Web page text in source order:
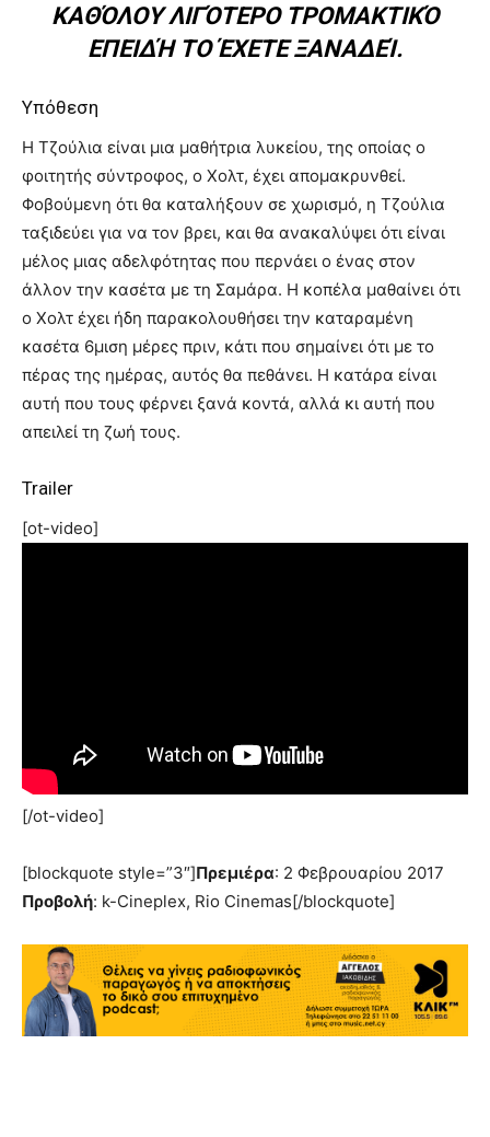
ΚΑΘΌΛΟΥ ΛΙΓΌΤΕΡΟ ΤΡΟΜΑΚΤΙΚΌ
ΕΠΕΙΔΉ ΤΟ ΈΧΕΤΕ ΞΑΝΑΔΕΊ.
Υπόθεση
Η Τζούλια είναι μια μαθήτρια λυκείου, της οποίας ο
φοιτητής σύντροφος, ο Χολτ, έχει απομακρυνθεί.
Φοβούμενη ότι θα καταλήξουν σε χωρισμό, η Τζούλια
ταξιδεύει για να τον βρει, και θα ανακαλύψει ότι είναι
μέλος μιας αδελφότητας που περνάει ο ένας στον
άλλον την κασέτα με τη Σαμάρα. Η κοπέλα μαθαίνει ότι
ο Χολτ έχει ήδη παρακολουθήσει την καταραμένη
κασέτα 6μιση μέρες πριν, κάτι που σημαίνει ότι με το
πέρας της ημέρας, αυτός θα πεθάνει. Η κατάρα είναι
αυτή που τους φέρνει ξανά κοντά, αλλά κι αυτή που
απειλεί τη ζωή τους.
Trailer
[ot-video]
[/ot-video]
[blockquote style=”3″]Πρεμιέρα: 2 Φεβρουαρίου 2017
Προβολή: k-Cineplex, Rio Cinemas[/blockquote]